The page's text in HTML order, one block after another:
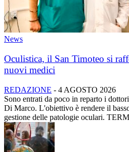
News
Oculistica, il San Timoteo si
nuovi medici
REDAZIONE - 4 AGOSTO 2026
Sono entrati da poco in reparto i
Di Marco. L'obiettivo è rendere il
gestione delle patologie oculari.